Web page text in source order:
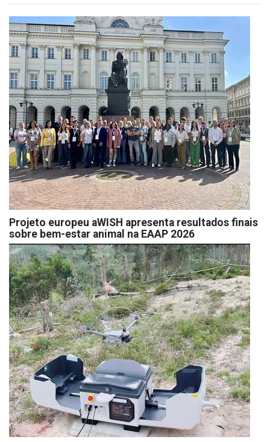
Projeto europeu aWISH apresenta resultados finais
sobre bem-estar animal na EAAP 2026